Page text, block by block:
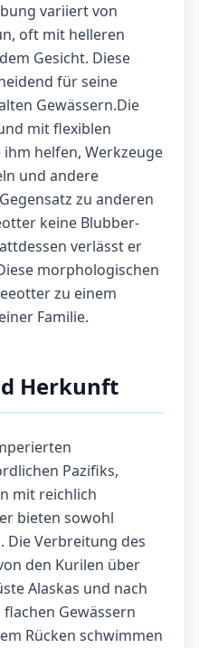
variiert von
oft mit helleren
Gesicht. Diese
für seine
Gewässern.Die
mit flexiblen
helfen, Werkzeuge
und andere
zu anderen
keine Blubber-
verlässt er
morphologischen
zu einem
Familie.
Herkunft
Pazifiks,
mit reichlich
bieten sowohl
Die Verbreitung des
den Kurilen über
Alaskas und nach
Gewässern
Rücken schwimmen